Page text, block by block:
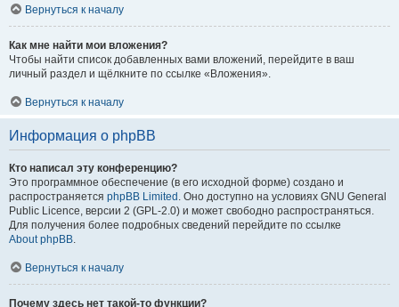
Вернуться к началу
Как мне найти мои вложения?
Чтобы найти список добавленных вами вложений, перейдите в ваш
личный раздел и щёлкните по ссылке «Вложения».
Вернуться к началу
Информация о phpBB
Кто написал эту конференцию?
Это программное обеспечение (в его исходной форме) создано и
распространяется phpBB Limited . Оно доступно на условиях GNU General
Public Licence, версии 2 (GPL-2.0) и может свободно распространяться.
Для получения более подробных сведений перейдите по ссылке
About phpBB.
Вернуться к началу
Почему здесь нет такой-то функции?